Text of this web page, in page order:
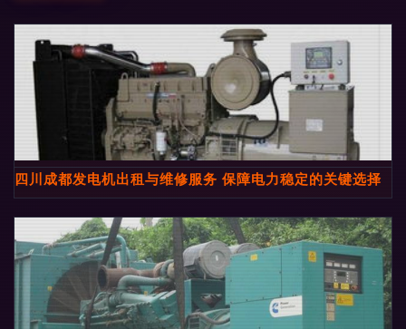
四川成都发电机出租与维修服务 保障电力稳定的关键选择